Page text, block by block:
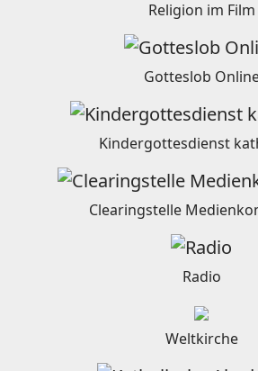
Religion im Film
Gotteslob
Kindergottesdienst
Clearingstelle
Radio
Weltkirche